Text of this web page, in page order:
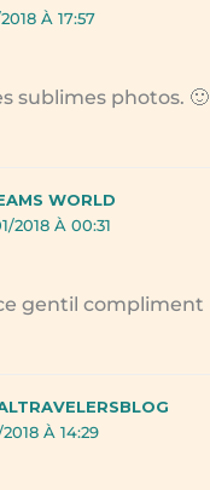
À 17:57
sublimes photos. 🙂
WORLD
2018 À 00:31
gentil compliment
À 14:29